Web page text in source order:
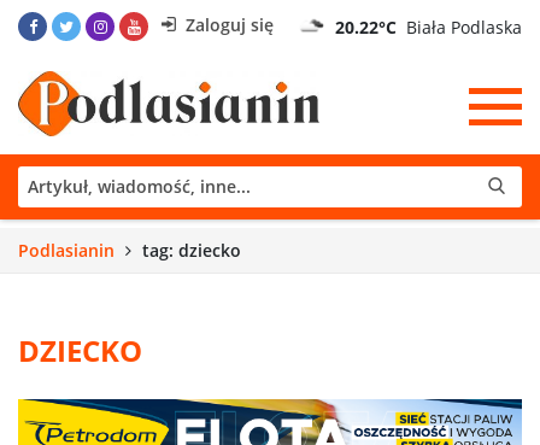
Zaloguj się 20.22°C Biała Podlaska
Podlasianin tag: dziecko
DZIECKO